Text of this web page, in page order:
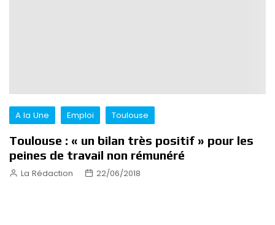
A la Une Emploi Toulouse
Toulouse : « un bilan très positif » pour les
peines de travail non rémunéré
La Rédaction 22/06/2018